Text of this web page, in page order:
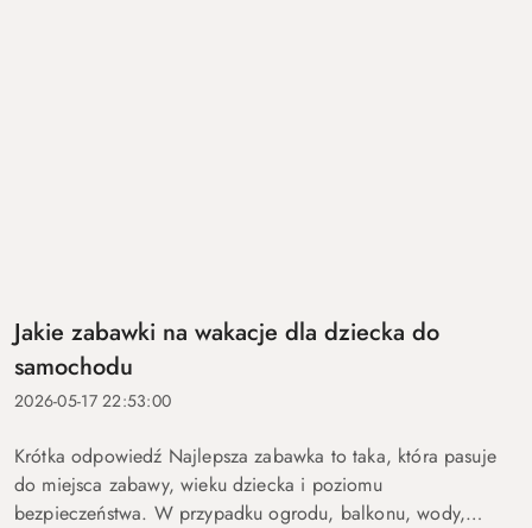
Jakie zabawki na wakacje dla dziecka do
samochodu
2026-05-17 22:53:00
Krótka odpowiedź Najlepsza zabawka to taka, która pasuje
do miejsca zabawy, wieku dziecka i poziomu
bezpieczeństwa. W przypadku ogrodu, balkonu, wody,